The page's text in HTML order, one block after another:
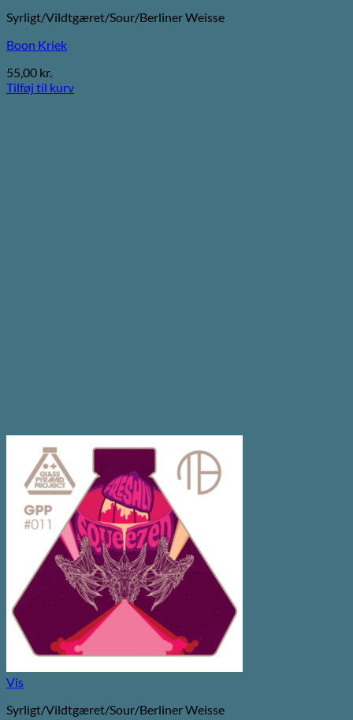
Syrligt/Vildtgæret/Sour/Berliner Weisse
Boon Kriek
55,00 kr.
Tilføj til kurv
Vis
Syrligt/Vildtgæret/Sour/Berliner Weisse